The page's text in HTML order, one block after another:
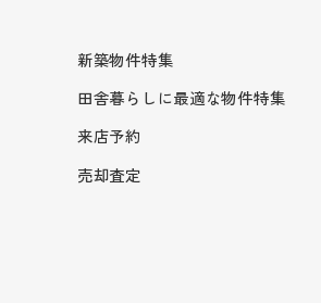
新築物件特集
田舎暮らしに最適な物件特集
来店予約
売却査定